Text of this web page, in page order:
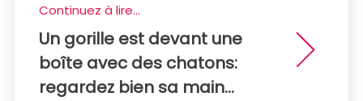
Continuez à lire...
Un gorille est devant une
boîte avec des chatons:
regardez bien sa main...